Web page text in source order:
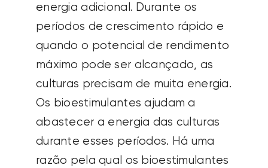
energia adicional. Durante os
períodos de crescimento rápido e
quando o potencial de rendimento
máximo pode ser alcançado, as
culturas precisam de muita energia.
Os bioestimulantes ajudam a
abastecer a energia das culturas
durante esses períodos. Há uma
razão pela qual os bioestimulantes